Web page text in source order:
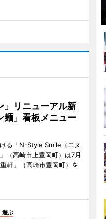
」リニューアル新
」看板メニュー
る「N-Style Smile（エヌ
（高崎市上豊岡町）は7月
軒」（高崎市豊岡町）を
遊ぶ